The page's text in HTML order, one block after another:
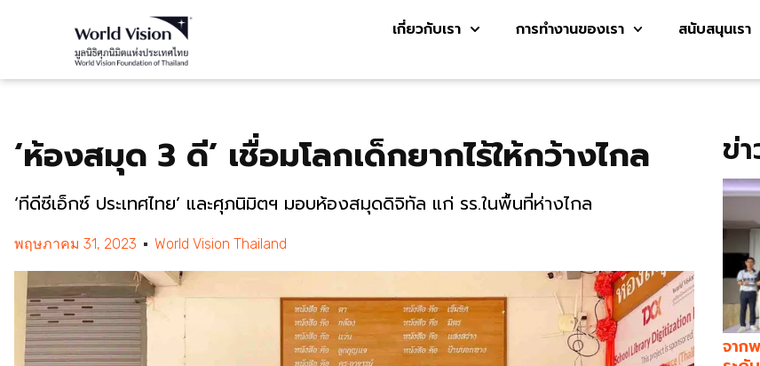
เกี่ยวกับเรา การทำงานของเรา สนับสนุนเรา
‘ห้องสมุด 3 ดี’ เชื่อมโลกเด็กยากไร้ให้กว้างไกล
‘ทีดีซีเอ็กซ์ ประเทศไทย’ และศุภนิมิตฯ มอบห้องสมุดดิจิทัล แก่ รร.ในพื้นที่ห่างไกล
พฤษภาคม 31, 2023 World Vision Thailand
ข่
จาก